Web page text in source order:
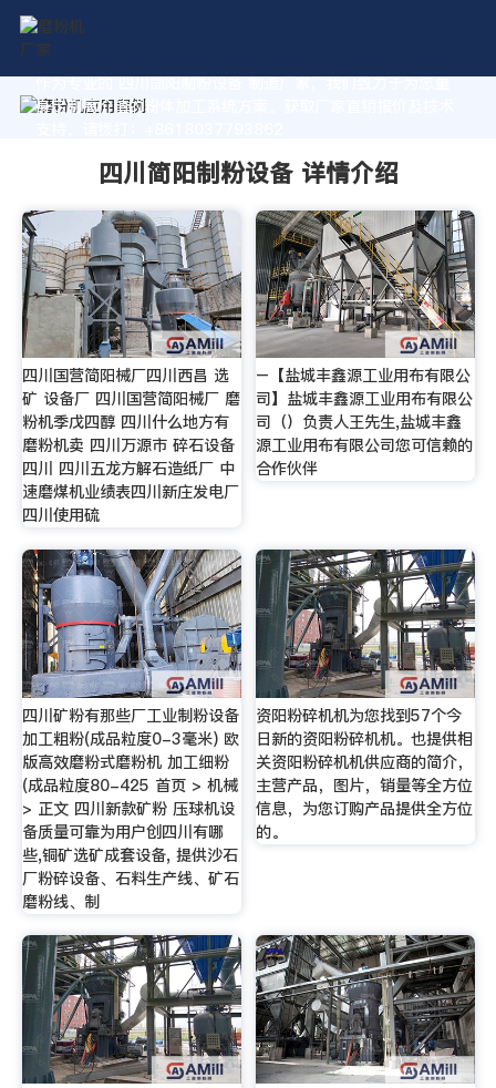
作为专业的 四川简阳制粉设备 制造厂家，我们致力于为您量
身定制高价值的粉体加工系统方案。获取厂家直销报价及技术
四川简阳制粉设备 详情介绍
四川国营简阳械厂四川西昌 选
矿 设备厂 四川国营简阳械厂 磨
粉机季戊四醇 四川什么地方有
磨粉机卖 四川万源市 碎石设备
四川 四川五龙方解石造纸厂 中
速磨煤机业绩表四川新庄发电厂
四川使用硫
–【盐城丰鑫源工业用布有限公
司】盐城丰鑫源工业用布有限公
司（）负责人王先生,盐城丰鑫
源工业用布有限公司您可信赖的
合作伙伴
四川矿粉有那些厂工业制粉设备
加工粗粉(成品粒度0-3毫米) 欧
版高效磨粉式磨粉机 加工细粉
(成品粒度80-425 首页 > 机械
> 正文 四川新款矿粉 压球机设
备质量可靠为用户创四川有哪
些,铜矿选矿成套设备, 提供沙石
厂粉碎设备、石料生产线、矿石
磨粉线、制
资阳粉碎机机为您找到57个今
日新的资阳粉碎机机。也提供相
关资阳粉碎机机供应商的简介，
主营产品，图片，销量等全方位
信息，为您订购产品提供全方位
的。